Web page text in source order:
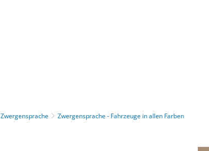
Zwergensprache Zwergensprache - Fahrzeuge in allen Farben